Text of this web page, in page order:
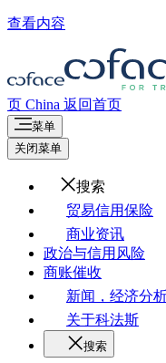
查看内容
页 China 返回首页
菜单
关闭菜单
搜索
贸易信用保险
商业资讯
政治与信用风险
商账催收
新闻，经济分
关于科法斯
搜索